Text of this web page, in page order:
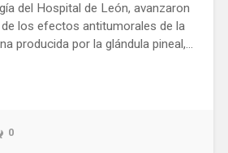
del Hospital de León, avanzaron
los efectos antitumorales de la
producida por la glándula pineal,…
0